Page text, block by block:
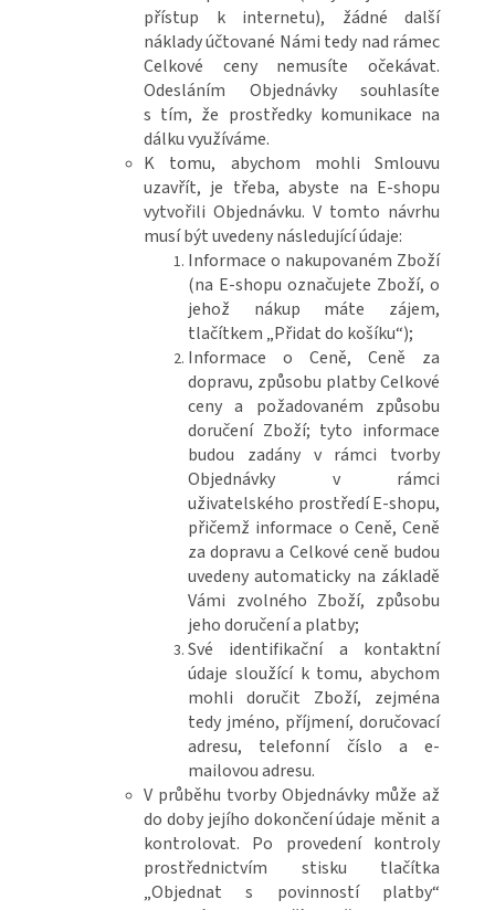
přístup k internetu), žádné další
náklady účtované Námi tedy nad rámec
Celkové ceny nemusíte očekávat.
Odesláním Objednávky souhlasíte
s tím, že prostředky komunikace na
dálku využíváme.
K tomu, abychom mohli Smlouvu
uzavřít, je třeba, abyste na E-shopu
vytvořili Objednávku. V tomto návrhu
musí být uvedeny následující údaje:
Informace o nakupovaném Zboží
(na E-shopu označujete Zboží, o
jehož nákup máte zájem,
tlačítkem „Přidat do košíku“);
Informace o Ceně, Ceně za
dopravu, způsobu platby Celkové
ceny a požadovaném způsobu
doručení Zboží; tyto informace
budou zadány v rámci tvorby
Objednávky v rámci
uživatelského prostředí E-shopu,
přičemž informace o Ceně, Ceně
za dopravu a Celkové ceně budou
uvedeny automaticky na základě
Vámi zvolného Zboží, způsobu
jeho doručení a platby;
Své identifikační a kontaktní
údaje sloužící k tomu, abychom
mohli doručit Zboží, zejména
tedy jméno, příjmení, doručovací
adresu, telefonní číslo a e-
mailovou adresu.
V průběhu tvorby Objednávky může až
do doby jejího dokončení údaje měnit a
kontrolovat. Po provedení kontroly
prostřednictvím stisku tlačítka
„Objednat s povinností platby“